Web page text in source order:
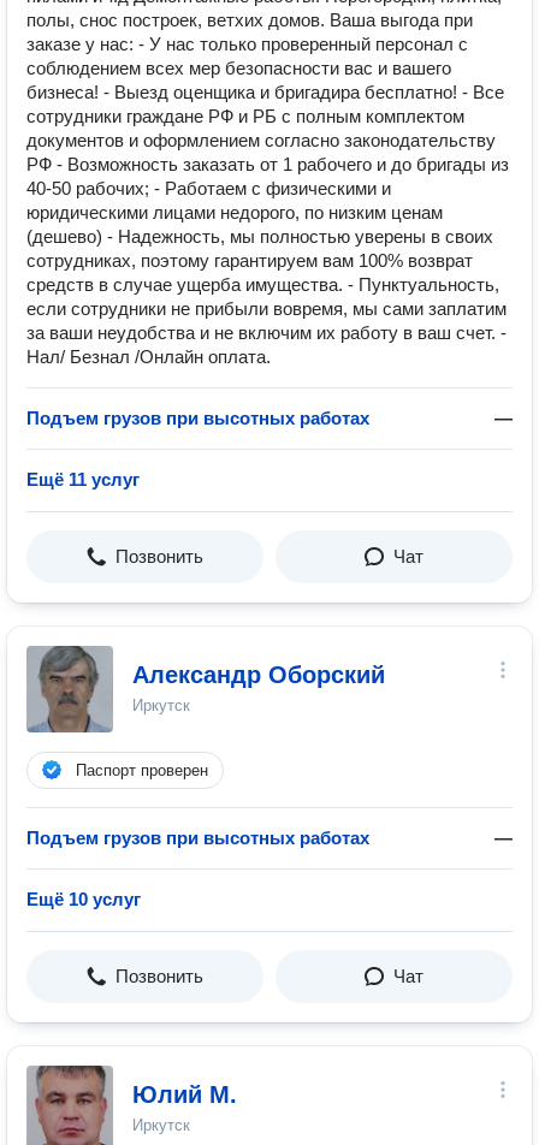
полы, снос построек, ветхих домов. Ваша выгода при
заказе у нас: - У нас только проверенный персонал с
соблюдением всех мер безопасности вас и вашего
бизнеса! - Выезд оценщика и бригадира бесплатно! - Все
сотрудники граждане РФ и РБ с полным комплектом
документов и оформлением согласно законодательству
РФ - Возможность заказать от 1 рабочего и до бригады из
40-50 рабочих; - Работаем с физическими и
юридическими лицами недорого, по низким ценам
(дешево) - Надежность, мы полностью уверены в своих
сотрудниках, поэтому гарантируем вам 100% возврат
средств в случае ущерба имущества. - Пунктуальность,
если сотрудники не прибыли вовремя, мы сами заплатим
за ваши неудобства и не включим их работу в ваш счет. -
Нал/ Безнал /Онлайн оплата.
Подъем грузов при высотных работах —
Ещё 11 услуг
Позвонить Чат
Александр Оборский
Иркутск
Паспорт проверен
Подъем грузов при высотных работах —
Ещё 10 услуг
Позвонить Чат
Юлий М.
Иркутск